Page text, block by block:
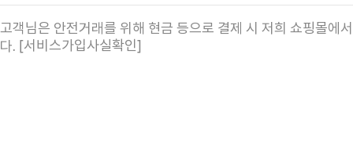
고객님은 안전거래를 위해 현금 등으로 결제 시 저희 쇼핑몰에
다.
[서비스가입사실확인]